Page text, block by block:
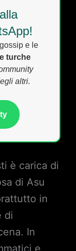
e le
turche
altri.
è carica di
di Asu
in
di
In